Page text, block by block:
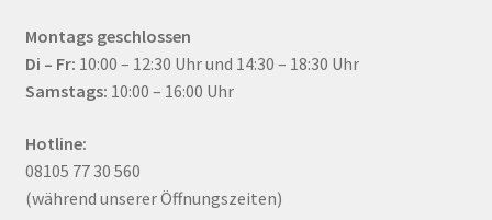
Montags geschlossen
Di – Fr: 10:00 – 12:30 Uhr und 14:30 – 18:30 Uhr
Samstags: 10:00 – 16:00 Uhr
Hotline:
08105 77 30 560
(während unserer Öffnungszeiten)